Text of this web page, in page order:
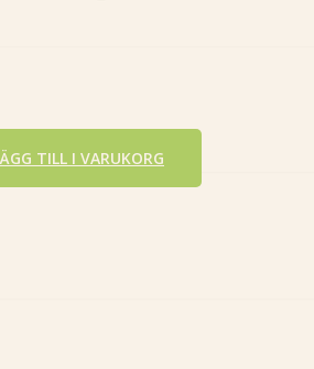
TILL I VARUKORG